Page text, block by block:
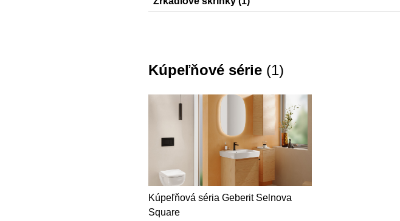
Kúpeľňové série (1)
Kúpeľňová séria Geberit Selnova
Square